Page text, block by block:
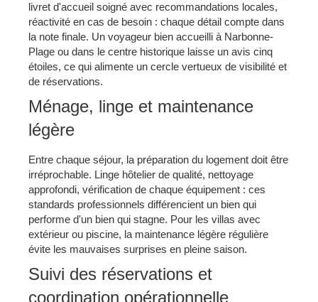
livret d'accueil soigné avec recommandations locales,
réactivité en cas de besoin : chaque détail compte dans
la note finale. Un voyageur bien accueilli à Narbonne-
Plage ou dans le centre historique laisse un avis cinq
étoiles, ce qui alimente un cercle vertueux de visibilité et
de réservations.
Ménage, linge et maintenance
légère
Entre chaque séjour, la préparation du logement doit être
irréprochable. Linge hôtelier de qualité, nettoyage
approfondi, vérification de chaque équipement : ces
standards professionnels différencient un bien qui
performe d'un bien qui stagne. Pour les villas avec
extérieur ou piscine, la maintenance légère régulière
évite les mauvaises surprises en pleine saison.
Suivi des réservations et
coordination opérationnelle